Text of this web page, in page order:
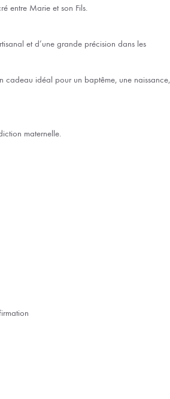
entre Marie et son Fils.
et d’une grande précision dans les
cadeau idéal pour un baptême, une naissance,
maternelle.